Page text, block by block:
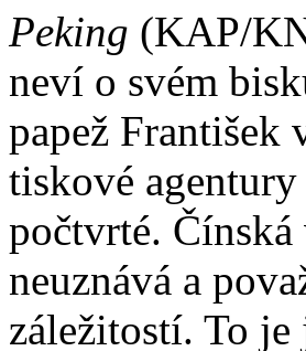
Peking (KAP/
neví o svém
papež František
tiskové
počtvrté.
neuznává a
záležitostí. To